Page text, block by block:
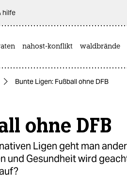
hilfe
nahost-konflikt waldbrände
Bunte Ligen: Fußball ohne DFB
ohne DFB
Ligen geht man
und Gesundheit wird